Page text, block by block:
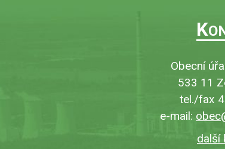
K
Obecní
533 11
tel./fax
e-mail:
další